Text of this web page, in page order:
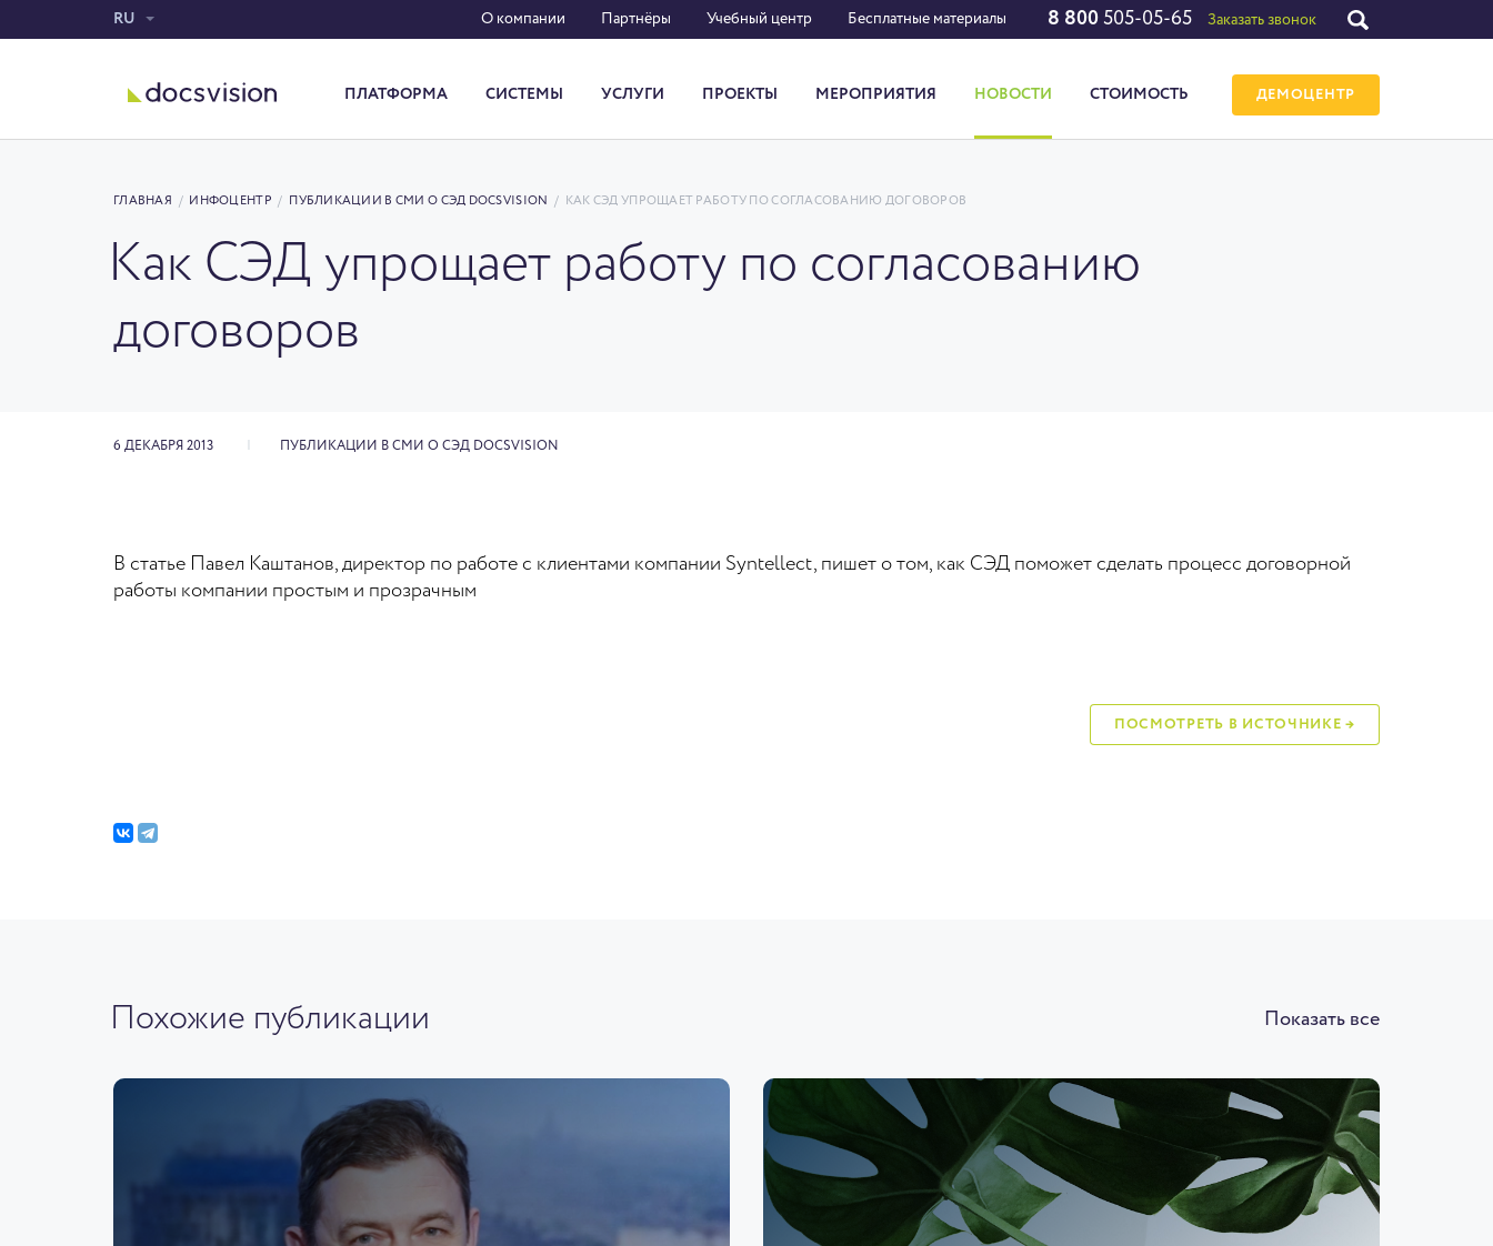
RU О компании Партнёры Учебный центр Бесплатные материалы 8 800 505-05-65 Заказать звонок
ПЛАТФОРМА СИСТЕМЫ УСЛУГИ ПРОЕКТЫ МЕРОПРИЯТИЯ НОВОСТИ СТОИМОСТЬ ДЕМОЦЕНТР
ГЛАВНАЯ / ИНФОЦЕНТР / ПУБЛИКАЦИИ В СМИ О СЭД DOCSVISION / КАК СЭД УПРОЩАЕТ РАБОТУ ПО СОГЛАСОВАНИЮ ДОГОВОРОВ
Как СЭД упрощает работу по согласованию
договоров
6 ДЕКАБРЯ 2013 ПУБЛИКАЦИИ В СМИ О СЭД DOCSVISION
В статье Павел Каштанов, директор по работе с клиентами компании Syntellect, пишет о том, как СЭД поможет сделать процесс договорной
работы компании простым и прозрачным
ПОСМОТРЕТЬ В ИСТОЧНИКЕ →
Похожие публикации Показать все